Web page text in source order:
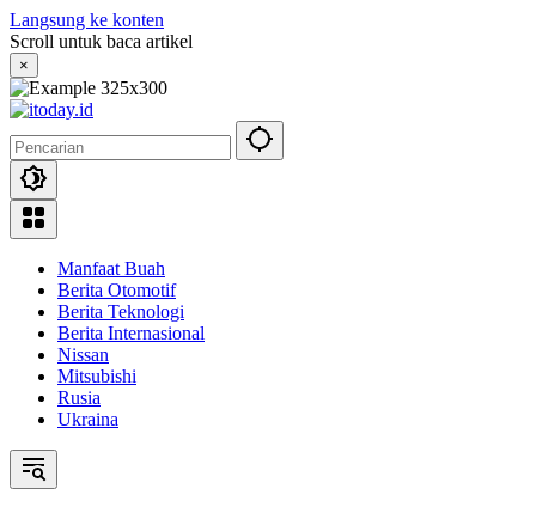
Langsung ke konten
Scroll untuk baca artikel
×
Manfaat Buah
Berita Otomotif
Berita Teknologi
Berita Internasional
Nissan
Mitsubishi
Rusia
Ukraina